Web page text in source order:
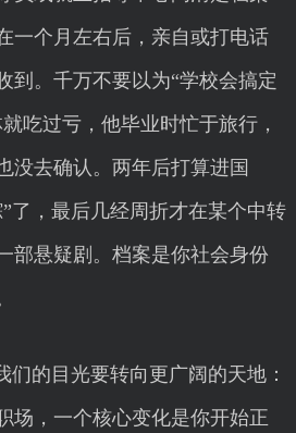
一个月左右后，亲自或打电话
到。千万不要以为“学校会搞定
吃过亏，他毕业时忙于旅行，
没去确认。两年后打算进国
了，最后几经周折才在某个中转
部悬疑剧。档案是你社会身份
们的目光要转向更广阔的天地：
场，一个核心变化是你开始正